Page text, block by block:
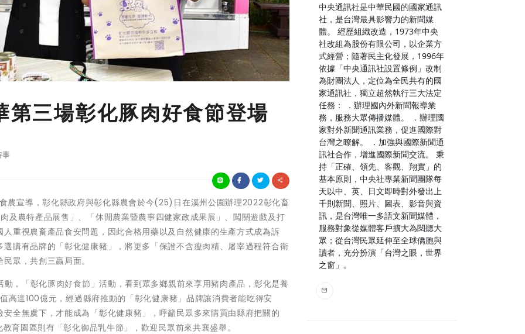
三場彰化豚肉好食節登場
宣導，彰化縣政府與彰化縣農會於今(25)日在溪州公園辦理2022彰化畜
及農特產品展售」、「休閒農業暨農事四健家政成果展」、闖關遊戲及打
重視農畜產品食安問題，因此合格用藥以及自然健康的生產方式成為訴
購有品牌的「彰化健康豬」，將更多「保證不含瘦肉精、屠宰過程符合衛
眾，共創三贏局面。
，「彰化豚肉好食節」活動，看到眾多鄉親前來享用豬肉產品，彰化是養
高達100億元，經過縣府推動的「彰化健康豬」品牌讓消費者能吃得安
全無虞下，才能成為「彰化健康豬」，呼籲民眾多來購買由縣府把關的
育園區則有「彰化御品乳牛節」，歡迎民眾前來共襄盛舉。
中央通訊社是中華民國的國家通訊
社，是台灣最具影響力的新聞媒
體。 經歷組織改造，1973年中央
社改組為股份有限公司，以企業方
式經營；隨著民主化發展，1996年
依據「中央通訊社設置條例」改制
為財團法人，定位為全民共有的國
家通訊社，獨立超然執行三大法定
任務： ．辦理國內外新聞報導業
務，服務大眾傳播媒體。 ．辦理國
家對外新聞通訊業務，促進國際對
台灣之瞭解。 ．加強與國際新聞通
訊社合作，增進國際新聞交流。 秉
持「正確、領先、客觀、翔實」的
基本原則，中央社專業新聞團隊每
天以中、英、日文即時對外發出上
千則新聞、照片、圖表、影音與資
訊，是台灣唯一多語文新聞媒體，
服務對象從媒體客戶擴大為閱聽大
眾；從台灣民眾延伸至全球僑胞與
讀者，充分扮演「台灣之眼，世界
之窗」。